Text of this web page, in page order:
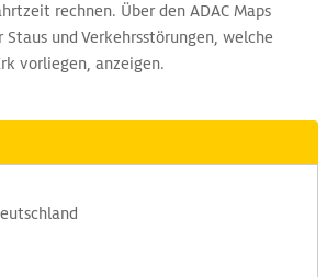
rechnen. Über den ADAC Maps
und Verkehrsstörungen, welche
vorliegen, anzeigen.